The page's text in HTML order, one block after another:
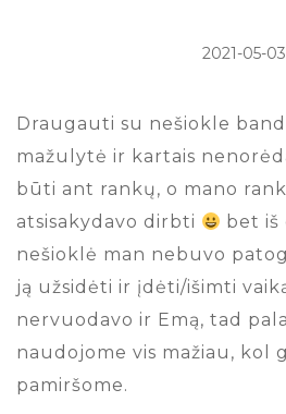
2021-05-03
Draugauti su nešiokle
mažulytė ir kartais
būti ant rankų, o mano
atsisakydavo dirbti
bet iš
nešioklė man nebuvo
ją užsidėti ir įdėti/išimti
nervuodavo ir Emą, tad
naudojome vis mažiau, kol
pamiršome.